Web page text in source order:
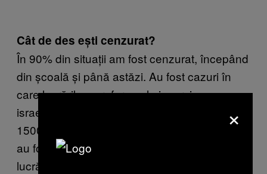
Cât de des ești cenzurat?
În 90% din situații am fost cenzurat, începând
din școală și până astăzi. Au fost cazuri în
care lucrările se refereau la incursiunea
israeliană în Gaza din 2008, când au murit
1500 de oameni, majoritatea civili. Anul trecut
au fost scoase dintr-o expoziție în Germania
lucrările care se refereau la crima comisă
×